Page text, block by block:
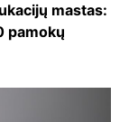
mastas:
pamokų